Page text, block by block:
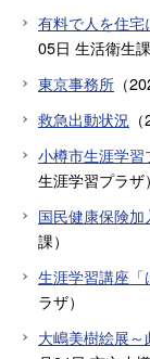
有料で人を住
05日 生活衛生課
東京事務所 （
救急出動状況 （
小樽市生涯学
生涯学習プラザ）
国民健康保険
課）
生涯学習講座「
ラザ）
大嶋美樹絵展